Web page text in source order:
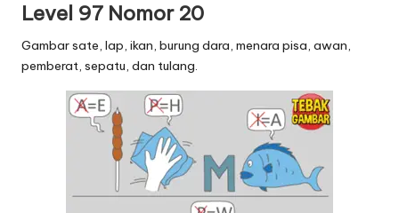
Level 97 Nomor 20
Gambar sate, lap, ikan, burung dara, menara pisa, awan,
pemberat, sepatu, dan tulang.